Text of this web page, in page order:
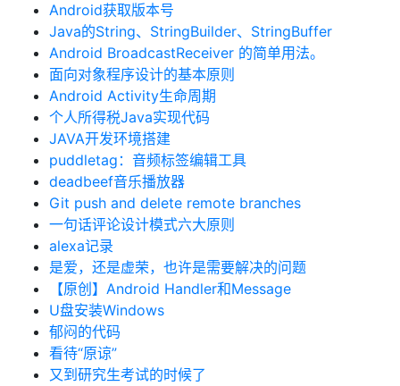
Android获取版本号
Java的String、StringBuilder、StringBuffer
Android BroadcastReceiver 的简单用法。
面向对象程序设计的基本原则
Android Activity生命周期
个人所得税Java实现代码
JAVA开发环境搭建
puddletag：音频标签编辑工具
deadbeef音乐播放器
Git push and delete remote branches
一句话评论设计模式六大原则
alexa记录
是爱，还是虚荣，也许是需要解决的问题
【原创】Android Handler和Message
U盘安装Windows
郁闷的代码
看待“原谅”
又到研究生考试的时候了